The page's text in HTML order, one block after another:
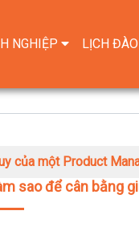
NGHIỆP LỊCH
của một Product
sao để cân bằng